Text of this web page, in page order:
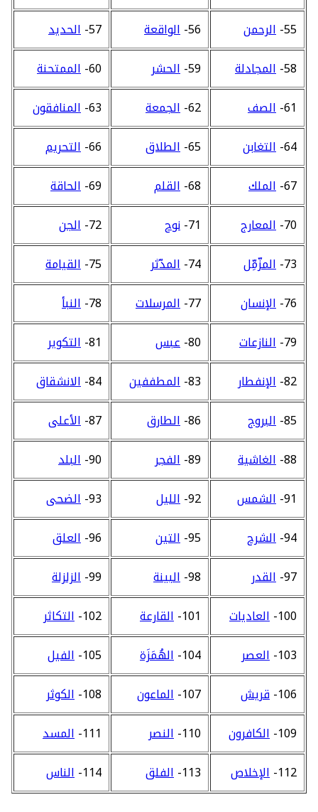
55- الرحمن 56- الواقعة 57- الحديد
58- المجادلة 59- الحشر 60- الممتحنة
61- الصف 62- الجمعة 63- المنافقون
64- التغابن 65- الطلاق 66- التحريم
67- الملك 68- القلم 69- الحاقة
70- المعارج 71- نوح 72- الجن
73- المزّمِّل 74- المدّثر 75- القيامة
76- الإنسان 77- المرسلات 78- النبأ
79- النازعات 80- عبس 81- التكوير
82- الإنفطار 83- المطففين 84- الانشقاق
85- البروج 86- الطارق 87- الأعلى
88- الغاشية 89- الفجر 90- البلد
91- الشمس 92- الليل 93- الضحى
94- الشرح 95- التين 96- العلق
97- القدر 98- البينة 99- الزلزلة
100- العاديات 101- القارعة 102- التكاثر
103- العصر 104- الهُمَزَة 105- الفيل
106- قريش 107- الماعون 108- الكوثر
109- الكافرون 110- النصر 111- المسد
112- الإخلاص 113- الفلق 114- الناس